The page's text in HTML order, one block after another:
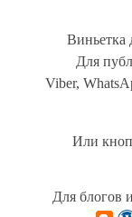
Виньетка
Для
Viber,
Или
Для блогов